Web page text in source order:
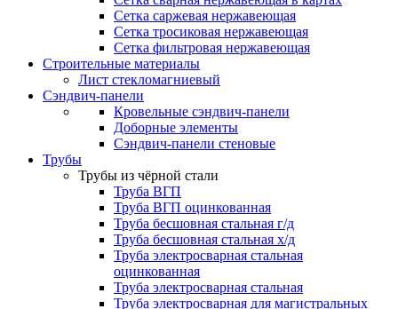
Сетка саржевая нержавеющая
Сетка тросиковая нержавеющая
Сетка фильтровая нержавеющая
Строительные материалы
Лист стекломагниевый
Сэндвич-панели
Кровельные сэндвич-панели
Доборные элементы
Сэндвич-панели стеновые
Трубы
Трубы из чёрной стали
Труба ВГП
Труба ВГП оцинкованная
Труба бесшовная стальная г/д
Труба бесшовная стальная х/д
Труба электросварная стальная
оцинкованная
Труба электросварная стальная
Труба электросварная для магистральных